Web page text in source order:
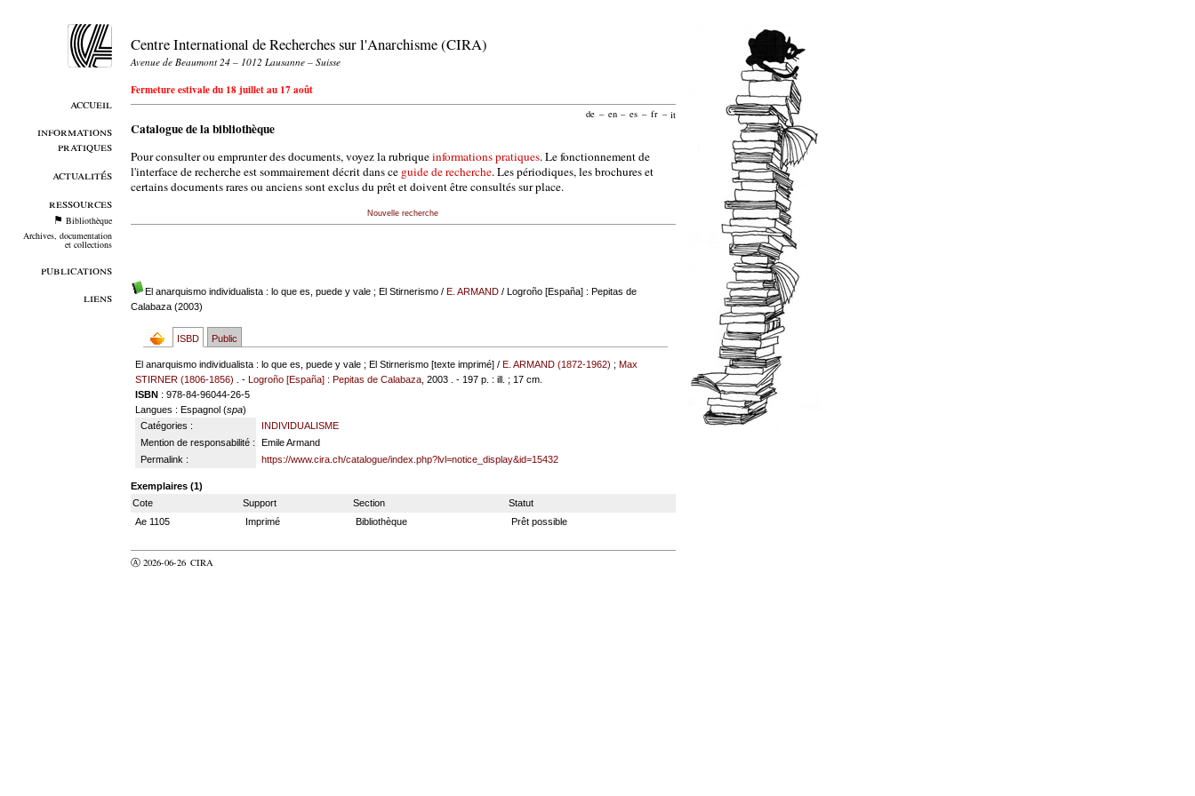
accueil
informations
pratiques
actualités
ressources
Bibliothèque
Archives, documentation
et collections
publications
liens
Centre International de Recherches sur l'Anarchisme (CIRA)
Avenue de Beaumont 24 – 1012 Lausanne – Suisse
Fermeture estivale du 18 juillet au 17 août
de – en – es – fr – it
Catalogue de la bibliothèque
Pour consulter ou emprunter des documents, voyez la rubriqueinformations pratiques. Le fonctionnement de
l'interface de recherche est sommairement décrit dans ce guide de recherche. Les périodiques, les brochures et
certains documents rares ou anciens sont exclus du prêt et doivent être consultés sur place.
Nouvelle recherche
El anarquismo individualista : lo que es, puede y vale ; El Stirnerismo/ E. ARMAND/ Logroño [España] : Pepitas de
Calabaza (2003)
ISBD Public
El anarquismo individualista : lo que es, puede y vale ; El Stirnerismo [texte imprimé] /E. ARMAND (1872-1962) ;Max
STIRNER (1806-1856)
. -Logroño [España] : Pepitas de Calabaza , 2003 . - 197 p. : ill. ; 17 cm.
ISBN : 978-84-96044-26-5
Langues : Espagnol (spa)
Catégories :
INDIVIDUALISME
Mention de responsabilité :
Emile Armand
Permalink :
https://www.cira.ch/catalogue/index.php?lvl=notice_display&id=15432
Exemplaires (1)
Cote
Support Section
Statut
Ae 1105
Imprimé Bibliothèque Prêt possible
Ⓐ 2026-06-26 CIRA